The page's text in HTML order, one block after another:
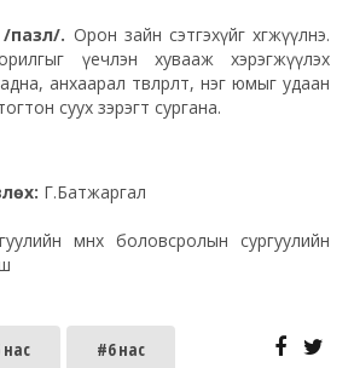
/пазл/. Орон зайн сэтгэхүйг хөгжүүлнэ.
үечлэн хувааж хэрэгжүүлэх
анхаарал төвлөрөлт, нэг юмыг удаан
суух зэрэгт сургана.
Г.Батжаргал
өмнөх боловсролын сургуулийн
нас #6 нас